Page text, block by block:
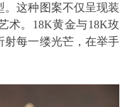
。这种图案不仅呈现装
术。18K黄金与18K玫
射每一缕光芒，在举手